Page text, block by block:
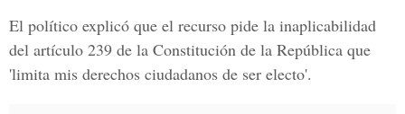
El político explicó que el recurso pide la inaplicabilidad
del artículo 239 de la Constitución de la República que
'limita mis derechos ciudadanos de ser electo'.